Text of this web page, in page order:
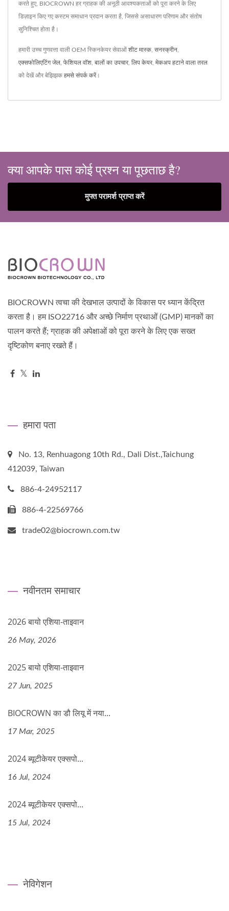
करते हुए, BIOCROWN हर ग्राहक की अनूठी आवश्यकताओं को पूरा करने के लिए
डिज़ाइन किए गए कस्टम समाधान प्रदान करता है, जिससे असाधारण परिणाम और संतोष
सुनिश्चित होता है।
हमारी उच्च गुणवत्ता वाली OEM स्किनकेयर सेवाओं शीट मास्क सनस्क्रीन
एक्सफोलिएटिंग जेल फेशियल वॉश बालों का उपचार, लिप केयर, मेकअप हटाने वाला तरल
को देखें और बेझिझक हमसे संपर्क करें।
क्या आपके पास कोई प्रश्न या पूछताछ है?
मुफ्त परामर्श प्राप्त करें
BIOCROWN त्वचा की देखभाल उत्पादों के विकास पर ध्यान केंद्रित
करता है। हम ISO22716 और अच्छे निर्माण प्रथाओं (GMP) मानकों का
पालन करते हैं; ग्राहक की अपेक्षाओं को पूरा करने के लिए एक सख्त
दृष्टिकोण बनाए रखते हैं।
हमारा पता
No. 13, Renhuagong 10th Rd., Dali Dist.,Taichung
412039, Taiwan
886-4-24952117
886-4-22569766
trade02@biocrown.com.tw
नवीनतम समाचार
2026 बायो एशिया-ताइवान
26 May, 2026
2025 बायो एशिया-ताइवान
27 Jun, 2025
BIOCROWN का डौ लियू में नया...
17 Mar, 2025
2024 ब्यूटीकेयर एक्सपो...
16 Jul, 2024
2024 ब्यूटीकेयर एक्सपो...
15 Jul, 2024
नेविगेशन